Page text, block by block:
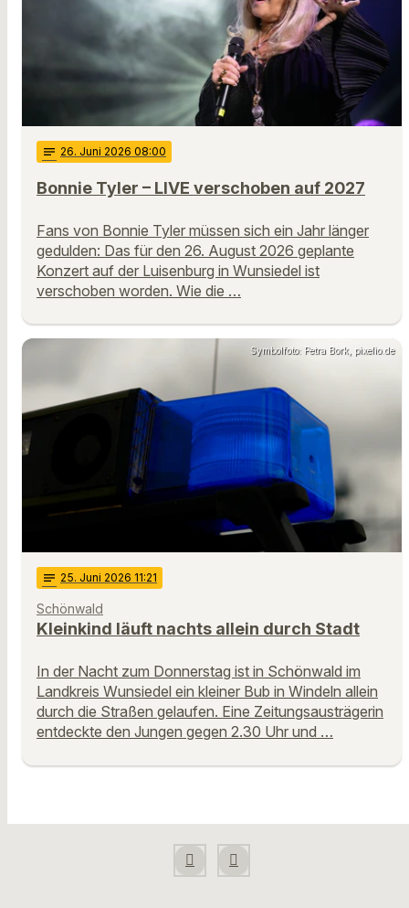
notes 26. Juni 2026 08:00
Bonnie Tyler – LIVE verschoben auf 2027
Fans von Bonnie Tyler müssen sich ein Jahr länger
gedulden: Das für den 26. August 2026 geplante
Konzert auf der Luisenburg in Wunsiedel ist
verschoben worden. Wie die …
Symbolfoto: Petra Bork, pixelio.de
notes 25. Juni 2026 11:21
Schönwald
Kleinkind läuft nachts allein durch Stadt
In der Nacht zum Donnerstag ist in Schönwald im
Landkreis Wunsiedel ein kleiner Bub in Windeln allein
durch die Straßen gelaufen. Eine Zeitungsausträgerin
entdeckte den Jungen gegen 2.30 Uhr und …